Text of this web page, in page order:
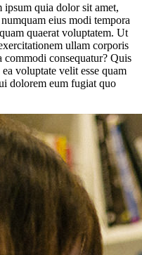
quia dolor sit amet,
eius modi tempora
quaerat voluptatem. Ut
ullam corporis
consequatur? Quis
voluptate velit esse quam
dolorem eum fugiat quo